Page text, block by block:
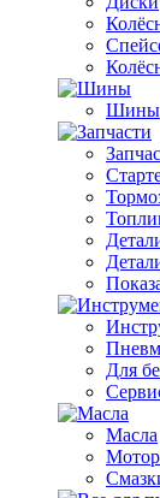
Шины
Для
Масла